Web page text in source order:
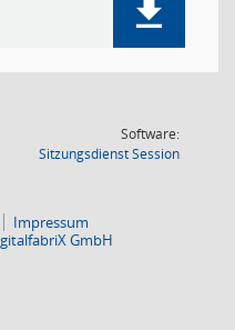
Software:
SitzungsdienstSession(Wird in
Impressum
GmbH